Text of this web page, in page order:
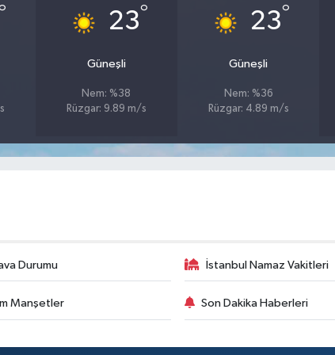
23°
Güneşli
Nem: %38
Rüzgar: 9.89 m/s
23°
Güneşli
Nem: %36
Rüzgar: 4.89 m/s
Durumu İstanbul Namaz Vakitleri
Manşetler Son Dakika Haberleri